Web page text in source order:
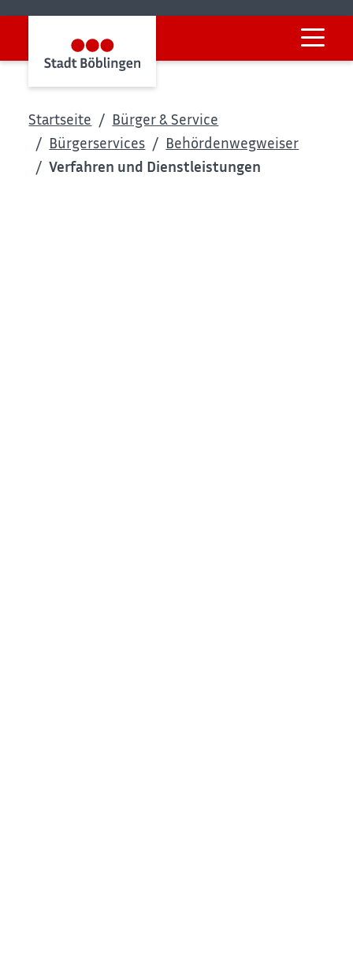
Startseite
Bürger & Service
Bürgerservices
Behördenwegweiser
Verfahren und Dienstleistungen